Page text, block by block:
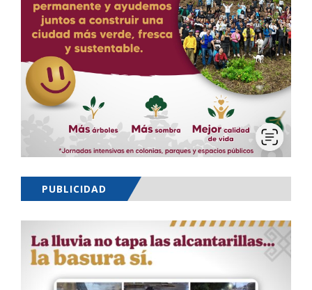
PUBLICIDAD